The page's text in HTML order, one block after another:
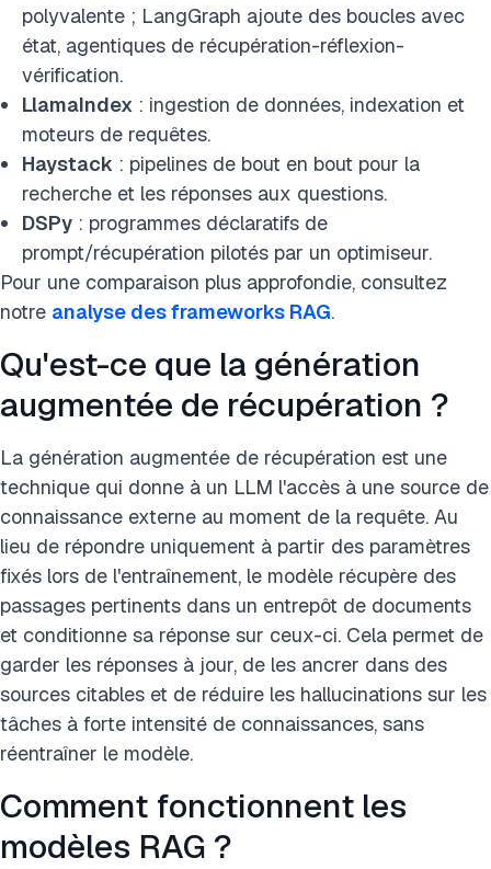
polyvalente ; LangGraph ajoute des boucles avec
état, agentiques de récupération-réflexion-
vérification.
LlamaIndex : ingestion de données, indexation et
moteurs de requêtes.
Haystack : pipelines de bout en bout pour la
recherche et les réponses aux questions.
DSPy : programmes déclaratifs de
prompt/récupération pilotés par un optimiseur.
Pour une comparaison plus approfondie, consultez
notre analyse des frameworks RAG.
Qu'est-ce que la génération
augmentée de récupération ?
La génération augmentée de récupération est une
technique qui donne à un LLM l'accès à une source de
connaissance externe au moment de la requête. Au
lieu de répondre uniquement à partir des paramètres
fixés lors de l'entraînement, le modèle récupère des
passages pertinents dans un entrepôt de documents
et conditionne sa réponse sur ceux-ci. Cela permet de
garder les réponses à jour, de les ancrer dans des
sources citables et de réduire les hallucinations sur les
tâches à forte intensité de connaissances, sans
réentraîner le modèle.
Comment fonctionnent les
modèles RAG ?